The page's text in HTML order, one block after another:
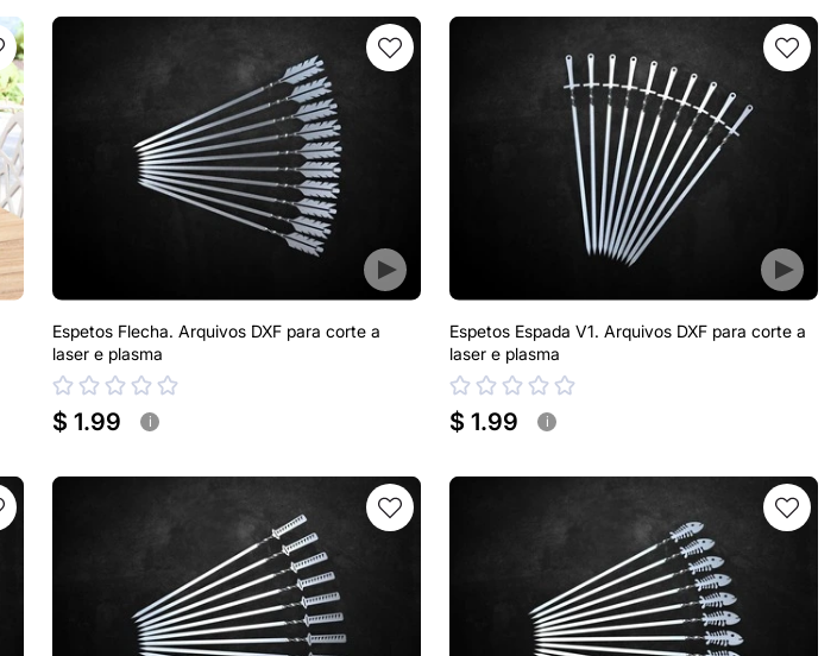
Espetos Flecha. Arquivos DXF para corte a
laser e plasma
$ 1.99 i
Espetos Espada V1. Arquivos DXF para corte a
laser e plasma
$ 1.99 i